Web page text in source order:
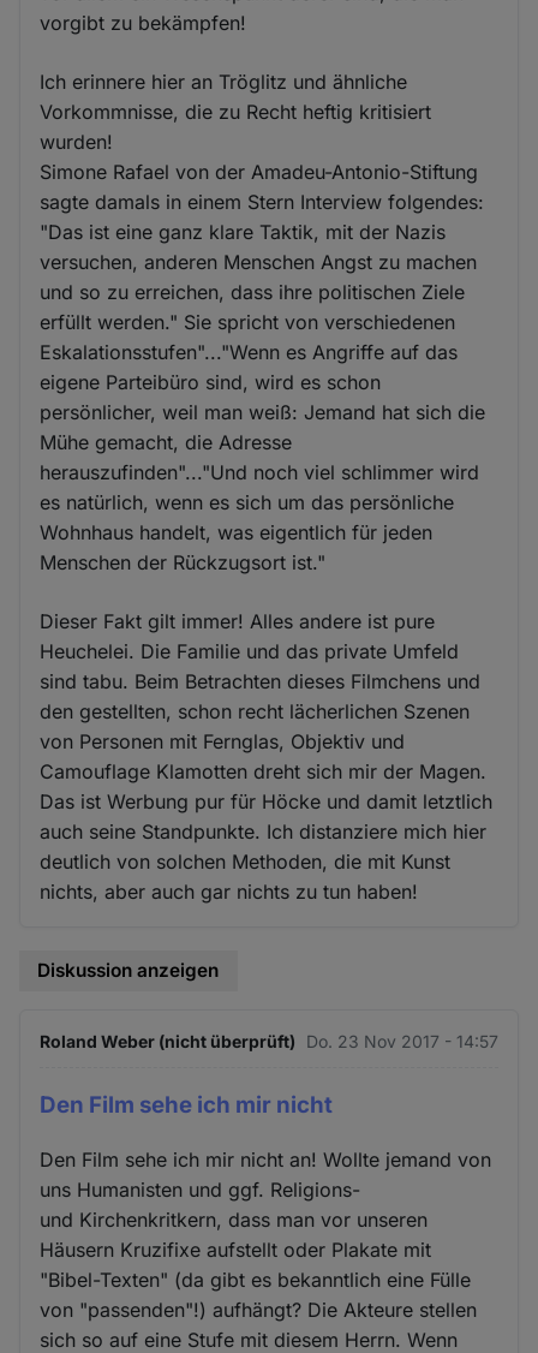
vorgibt zu bekämpfen!
Ich erinnere hier an Tröglitz und ähnliche
Vorkommnisse, die zu Recht heftig kritisiert
wurden!
Simone Rafael von der Amadeu-Antonio-Stiftung
sagte damals in einem Stern Interview folgendes:
"Das ist eine ganz klare Taktik, mit der Nazis
versuchen, anderen Menschen Angst zu machen
und so zu erreichen, dass ihre politischen Ziele
erfüllt werden." Sie spricht von verschiedenen
Eskalationsstufen"..."Wenn es Angriffe auf das
eigene Parteibüro sind, wird es schon
persönlicher, weil man weiß: Jemand hat sich die
Mühe gemacht, die Adresse
herauszufinden"..."Und noch viel schlimmer wird
es natürlich, wenn es sich um das persönliche
Wohnhaus handelt, was eigentlich für jeden
Menschen der Rückzugsort ist."
Dieser Fakt gilt immer! Alles andere ist pure
Heuchelei. Die Familie und das private Umfeld
sind tabu. Beim Betrachten dieses Filmchens und
den gestellten, schon recht lächerlichen Szenen
von Personen mit Fernglas, Objektiv und
Camouflage Klamotten dreht sich mir der Magen.
Das ist Werbung pur für Höcke und damit letztlich
auch seine Standpunkte. Ich distanziere mich hier
deutlich von solchen Methoden, die mit Kunst
nichts, aber auch gar nichts zu tun haben!
Diskussion anzeigen
Roland Weber (nicht überprüft) Do. 23 Nov 2017 - 14:57
Den Film sehe ich mir nicht
Den Film sehe ich mir nicht an! Wollte jemand von
uns Humanisten und ggf. Religions-
und Kirchenkritkern, dass man vor unseren
Häusern Kruzifixe aufstellt oder Plakate mit
"Bibel-Texten" (da gibt es bekanntlich eine Fülle
von "passenden"!) aufhängt? Die Akteure stellen
sich so auf eine Stufe mit diesem Herrn. Wenn